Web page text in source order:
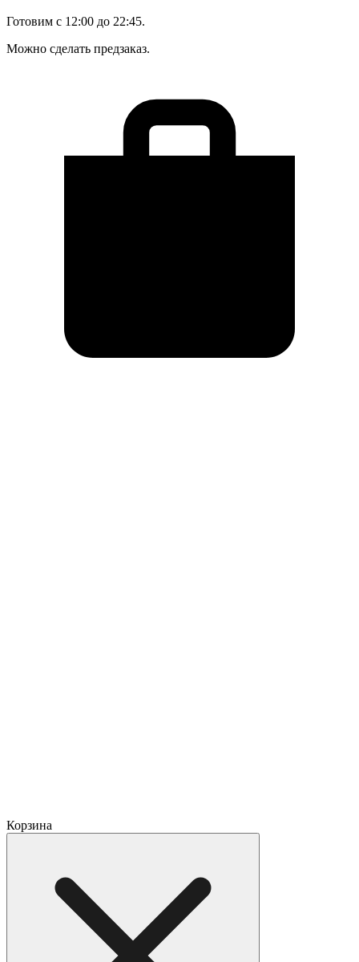
Готовим с 12:00 до 22:45.
Можно сделать предзаказ.
Корзина